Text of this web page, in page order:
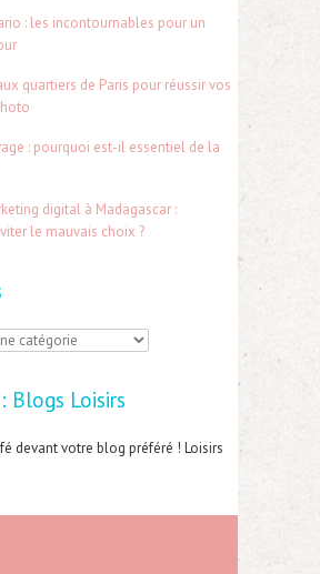
: les incontournables pour un
quartiers de Paris pour réussir vos
: pourquoi est-il essentiel de la
digital à Madagascar :
le mauvais choix ?
Blogs Loisirs
devant votre blog préféré ! Loisirs